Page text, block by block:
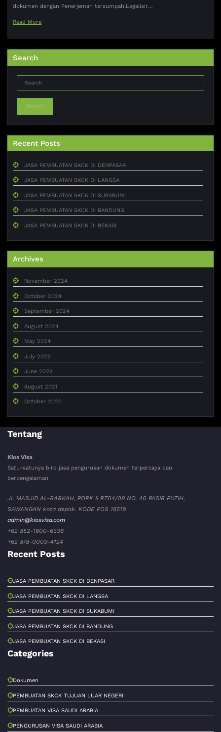
dokumen dengan Penerjemah tersumpah,Legalisir…
Read More
Search
Search
Recent Posts
JASA PEMBUATAN SKCK DI DENPASAR
JASA PEMBUATAN SKCK DI LANGSA
JASA PEMBUATAN SKCK DI SUKABUMI
JASA PEMBUATAN SKCK DI BANDUNG
JASA PEMBUATAN SKCK DI BEKASI
Archives
November 2024
October 2024
September 2024
August 2024
May 2024
July 2022
June 2022
August 2021
October 2020
Tentang
Kios Visa
Satu-satunya biro jasa pengurusan dokumen terpercaya dan
berpengalaman
Jl. MASJID AL-BARKAH, PORK II RT04/08 NO. 40 PASIR PUTIH,
SAWANGAN kota depok. KODE POS 16519
admin@kiosvisa.com
+62 852-1600-6336
+62 878-0009-4124
Recent Posts
JASA PEMBUATAN SKCK DI DENPASAR
JASA PEMBUATAN SKCK DI LANGSA
JASA PEMBUATAN SKCK DI SUKABUMI
JASA PEMBUATAN SKCK DI BANDUNG
JASA PEMBUATAN SKCK DI BEKASI
Categories
Dokumen
PEMBUATAN SKCK TUJUAN LUAR NEGERI
PEMBUATAN VISA SAUDI ARABIA
PENGURUSAN VISA SAUDI ARABIA